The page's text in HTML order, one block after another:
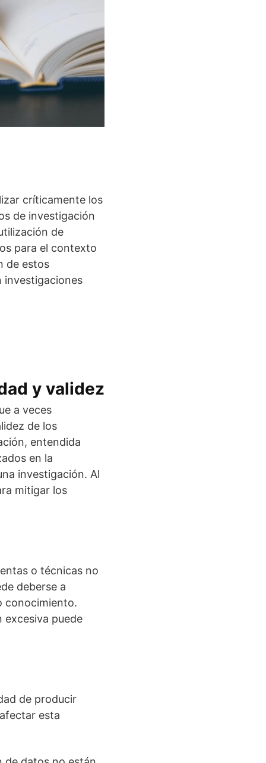
críticamente los
de investigación
de
para el contexto
de estos
investigaciones
y validez
a veces
de los
entendida
en la
investigación. Al
mitigar los
o técnicas no
deberse a
conocimiento.
excesiva puede
de producir
esta